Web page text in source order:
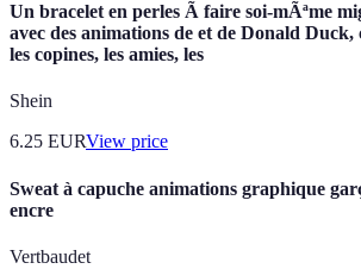
Un bracelet en perles Ã faire soi-mÃªme
avec des animations de et de Donald
les copines, les amies, les
Shein
6.25 EURView price
Sweat à capuche animations graphique
encre
Vertbaudet